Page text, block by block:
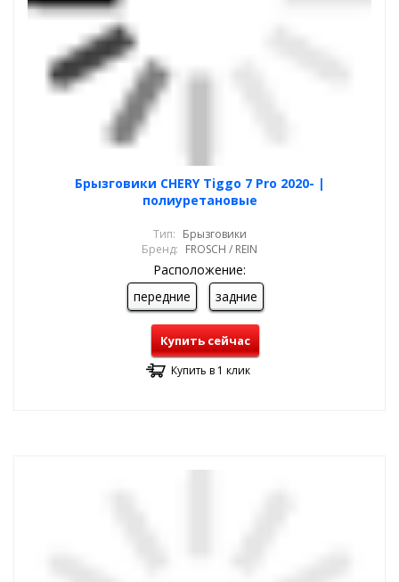
Брызговики CHERY Tiggo 7 Pro 2020- |
полиуретановые
Тип: Брызговики
Бренд: FROSCH / REIN
Расположение:
передние
задние
Купить сейчас
Купить в 1 клик